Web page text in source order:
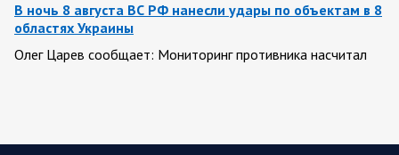
В ночь 8 августа ВС РФ нанесли удары по объектам в 8
областях Украины
Олег Царев сообщает: Мониторинг противника насчитал
08.08.2026 10:05
Спецоперация